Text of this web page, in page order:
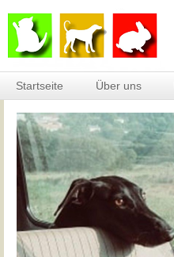
Startseite Über uns